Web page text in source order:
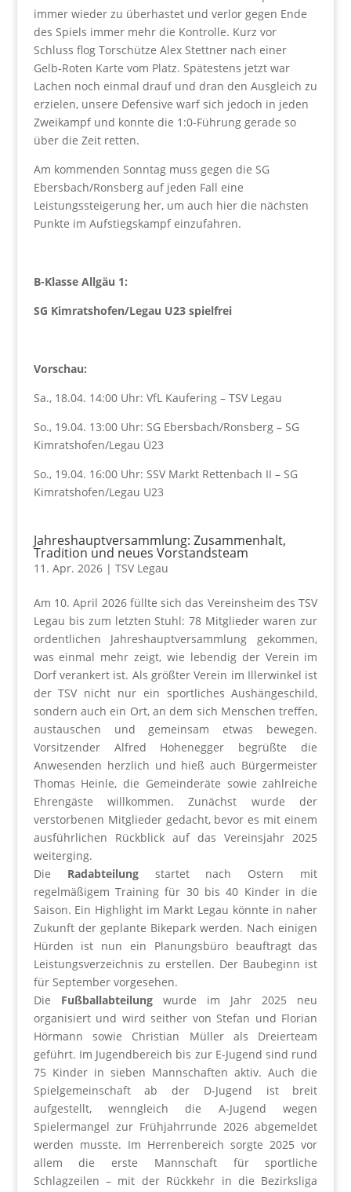
immer wieder zu überhastet und verlor gegen Ende
des Spiels immer mehr die Kontrolle. Kurz vor
Schluss flog Torschütze Alex Stettner nach einer
Gelb-Roten Karte vom Platz. Spätestens jetzt war
Lachen noch einmal drauf und dran den Ausgleich zu
erzielen, unsere Defensive warf sich jedoch in jeden
Zweikampf und konnte die 1:0-Führung gerade so
über die Zeit retten.
Am kommenden Sonntag muss gegen die SG
Ebersbach/Ronsberg auf jeden Fall eine
Leistungssteigerung her, um auch hier die nächsten
Punkte im Aufstiegskampf einzufahren.
B-Klasse Allgäu 1:
SG Kimratshofen/Legau U23 spielfrei
Vorschau:
Sa., 18.04. 14:00 Uhr: VfL Kaufering – TSV Legau
So., 19.04. 13:00 Uhr: SG Ebersbach/Ronsberg – SG
Kimratshofen/Legau Ü23
So., 19.04. 16:00 Uhr: SSV Markt Rettenbach II – SG
Kimratshofen/Legau U23
Jahreshauptversammlung: Zusammenhalt,
Tradition und neues Vorstandsteam
11. Apr. 2026| TSV Legau
Am 10. April 2026 füllte sich das Vereinsheim des TSV
Legau bis zum letzten Stuhl: 78 Mitglieder waren zur
ordentlichen Jahreshauptversammlung gekommen,
was einmal mehr zeigt, wie lebendig der Verein im
Dorf verankert ist. Als größter Verein im Illerwinkel ist
der TSV nicht nur ein sportliches Aushängeschild,
sondern auch ein Ort, an dem sich Menschen treffen,
austauschen und gemeinsam etwas bewegen.
Vorsitzender Alfred Hohenegger begrüßte die
Anwesenden herzlich und hieß auch Bürgermeister
Thomas Heinle, die Gemeinderäte sowie zahlreiche
Ehrengäste willkommen. Zunächst wurde der
verstorbenen Mitglieder gedacht, bevor es mit einem
ausführlichen Rückblick auf das Vereinsjahr 2025
weiterging.
Die Radabteilungstartet nach Ostern mit
regelmäßigem Training für 30 bis 40 Kinder in die
Saison. Ein Highlight im Markt Legau könnte in naher
Zukunft der geplante Bikepark werden. Nach einigen
Hürden ist nun ein Planungsbüro beauftragt das
Leistungsverzeichnis zu erstellen. Der Baubeginn ist
für September vorgesehen.
Die Fußballabteilungwurde im Jahr 2025 neu
organisiert und wird seither von Stefan und Florian
Hörmann sowie Christian Müller als Dreierteam
geführt. Im Jugendbereich bis zur E-Jugend sind rund
75 Kinder in sieben Mannschaften aktiv. Auch die
Spielgemeinschaft ab der D-Jugend ist breit
aufgestellt, wenngleich die A-Jugend wegen
Spielermangel zur Frühjahrrunde 2026 abgemeldet
werden musste. Im Herrenbereich sorgte 2025 vor
allem die erste Mannschaft für sportliche
Schlagzeilen – mit der Rückkehr in die Bezirksliga